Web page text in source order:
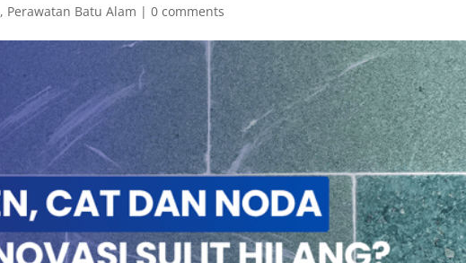
, Perawatan Batu Alam |0 comments